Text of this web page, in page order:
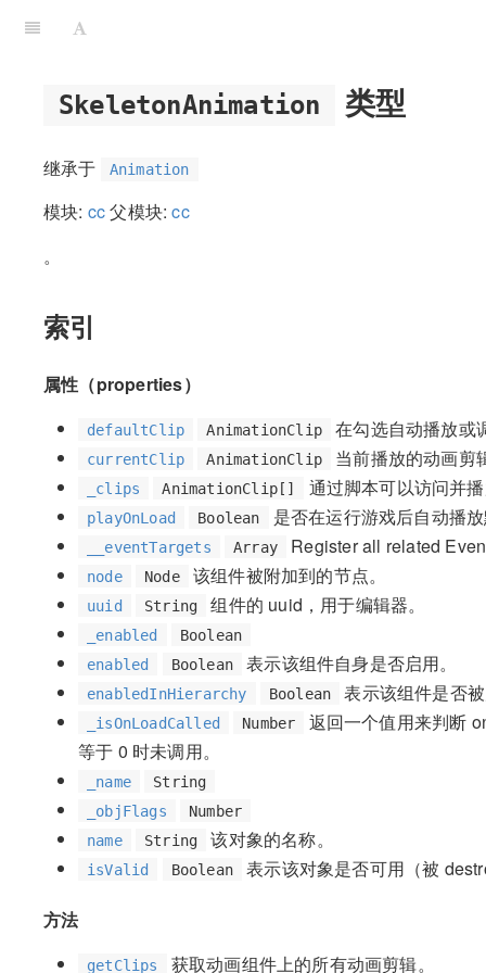
SkeletonAnimation 类型
继承于 Animation
模块: cc父模块:cc
。
索引
属性（properties）
defaultClip AnimationClip 在勾选自动播放或
currentClip AnimationClip 当前播放的动画剪
_clips AnimationClip[] 通过脚本可以访问并
playOnLoad Boolean 是否在运行游戏后自动播
__eventTargets Array Register all related
node Node 该组件被附加到的节点。
uuid String 组件的 uuid，用于编辑器。
_enabled
Boolean
enabled
Boolean 表示该组件自身是否启用。
enabledInHierarchy Boolean 表示该组件是否
_isOnLoadCalled Number
返回一个值用来判断
等于 0 时未调用。
_name
String
_objFlags
Number
name
String 该对象的名称。
isValid Boolean 表示该对象是否可用（被
方法
getClips 获取动画组件上的所有动画剪辑。